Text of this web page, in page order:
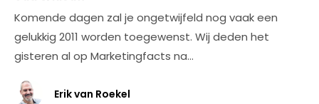
Komende dagen zal je ongetwijfeld nog vaak een
gelukkig 2011 worden toegewenst. Wij deden het
gisteren al op Marketingfacts na…
Erik van Roekel